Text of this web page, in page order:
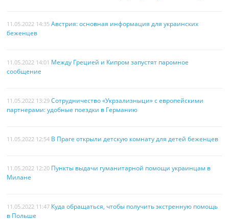
11.05.2022 14:35 Австрия: основная информация для украинских
беженцев
11.05.2022 14:01 Между Грецией и Кипром запустят паромное
сообщение
11.05.2022 13:29 Сотрудничество «Укрзализныци» с европейскими
партнерами: удобные поездки в Германию
11.05.2022 12:54 В Праге открыли детскую комнату для детей беженцев
11.05.2022 12:20 Пункты выдачи гуманитарной помощи украинцам в
Милане
11.05.2022 11:47 Куда обращаться, чтобы получить экстренную помощь
в Польше